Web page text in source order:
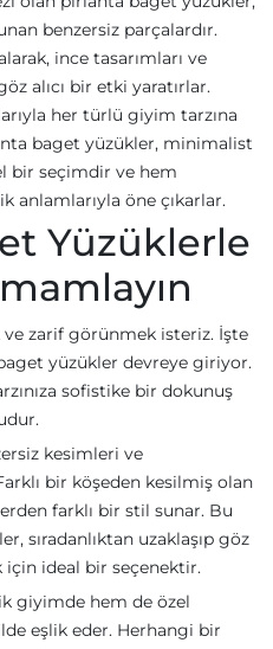
benzersiz parçalardır.
ince tasarımları ve
alıcı bir etki yaratırlar.
her türlü giyim tarzına
baget yüzükler, minimalist
bir seçimdir ve hem
anlamlarıyla öne çıkarlar.
Yüzüklerle
ve zarif görünmek isteriz. İşte
yüzükler devreye giriyor.
sofistike bir dokunuş
kesimleri ve
bir köşeden kesilmiş olan
farklı bir stil sunar. Bu
sıradanlıktan uzaklaşıp göz
için ideal bir seçenektir.
giyimde hem de özel
eşlik eder. Herhangi bir